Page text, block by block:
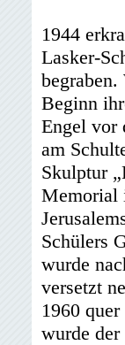
1944
Lasker-
Beginn
Engel vor
am
Skulptur
Memorial
Schülers
wurde
versetzt
1960
wurde